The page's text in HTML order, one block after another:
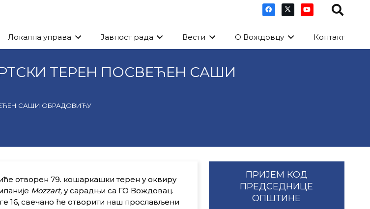
Локална управа Јавност рада Вести О Вождовцу Контакт
ТЕРЕН ПОСВЕЋЕН САШИ
САШИ ОБРАДОВИЋУ
отворен 79. кошаркашки терен у оквиру
Mozzart, у сарадњи са ГО Вождовац.
16, свечано ће отворити наш прослављени
ПРИЈЕМ КОД
ПРЕДСЕДНИЦЕ
ОПШТИНЕ